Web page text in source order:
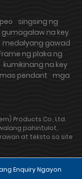
singsing ng
na key
medalyang gawad
ng plaka ng
kumikinang na key
pendant mga
Products Co., Ltd.
pahintulot,
at teksto sa site
Enquiry Ngayon